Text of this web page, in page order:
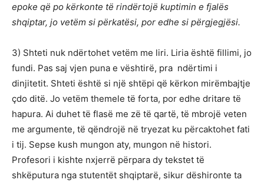
epoke që po kërkonte të rindërtojë kuptimin e fjalës
shqiptar, jo vetëm si përkatësi, por edhe si përgjegjësi.
3) Shteti nuk ndërtohet vetëm me liri. Liria është fillimi, jo
fundi. Pas saj vjen puna e vështirë, pra ndërtimi i
dinjitetit. Shteti është si një shtëpi që kërkon mirëmbajtje
çdo ditë. Jo vetëm themele të forta, por edhe dritare të
hapura. Ai duhet të flasë me zë të qartë, të mbrojë veten
me argumente, të qëndrojë në tryezat ku përcaktohet fati
i tij. Sepse kush mungon aty, mungon në histori.
Profesori i kishte nxjerrë përpara dy tekstet të
shkëputura nga stutentët shqiptarë, sikur dëshironte ta